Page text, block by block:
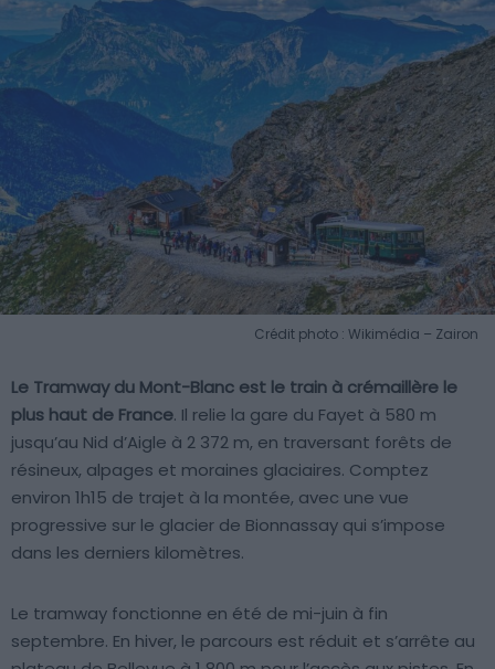
Crédit photo : Wikimédia – Zairon
Le Tramway du Mont-Blanc est le train à crémaillère le
plus haut de France. Il relie la gare du Fayet à 580 m
jusqu’au Nid d’Aigle à 2 372 m, en traversant forêts de
résineux, alpages et moraines glaciaires. Comptez
environ 1h15 de trajet à la montée, avec une vue
progressive sur le glacier de Bionnassay qui s’impose
dans les derniers kilomètres.
Le tramway fonctionne en été de mi-juin à fin
septembre. En hiver, le parcours est réduit et s’arrête au